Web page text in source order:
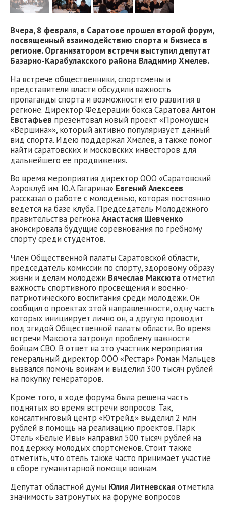
Вчера, 8 февраля, в Саратове прошел второй форум,
посвященный взаимодействию спорта и бизнеса в
регионе. Организатором встречи выступил депутат
Базарно-Карабулакского района Владимир Хмелев.
На встрече общественники, спортсмены и
представители власти обсудили важность
пропаганды спорта и возможности его развития в
регионе. Директор Федерации бокса СаратоваАнтон
Евстафьев презентовал новый проект «Промоушен
«Вершина»», который активно популяризует данный
вид спорта. Идею поддержал Хмелев, а также помог
найти саратовских и московских инвесторов для
дальнейшего ее продвижения.
Во время мероприятия директор ООО «Саратовский
Аэроклуб им. Ю.А.Гагарина» Евгений Алексеев
рассказал о работе с молодежью, которая постоянно
ведется на базе клуба. Председатель Молодежного
правительства регионаАнастасия Шевченко
анонсировала будущие соревнования по гребному
спорту среди студентов.
Член Общественной палаты Саратовской области,
председатель комиссии по спорту, здоровому образу
жизни и делам молодежи Вячеслав Максютаотметил
важность спортивного просвещения и военно-
патриотического воспитания среди молодежи. Он
сообщил о проектах этой направленности, одну часть
которых инициирует лично он, а другую проводит
под эгидой Общественной палаты области. Во время
встречи Максюта затронул проблему важности
бойцам СВО. В ответ на это участник мероприятия
генеральный директор ООО «Рестар» Роман Мальцев
вызвался помочь воинам и выделил 300 тысяч рублей
на покупку генераторов.
Кроме того, в ходе форума была решена часть
поднятых во время встречи вопросов. Так,
консалтинговый центр «Ютрейд» выделил 2 млн
рублей в помощь на реализацию проектов. Парк
Отель «Белые Ивы» направил 500 тысяч рублей на
поддержку молодых спортсменов. Стоит также
отметить, что отель также часто принимает участие
в сборе гуманитарной помощи воинам.
Депутат областной думы Юлия Литневская отметила
значимость затронутых на форуме вопросов